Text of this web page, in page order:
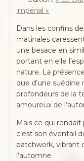
impérial »
Dans les confins
matinales
une besace en
portant en elle
nature. La
que d’une
profondeurs de la
amoureux de
Mais ce qui
c’est son éventail
patchwork, vibrant
l’automne.